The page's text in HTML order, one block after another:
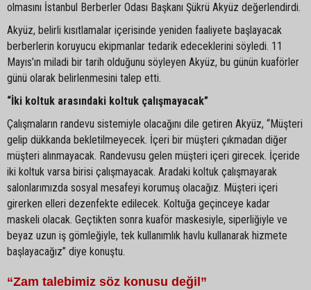
olmasını İstanbul Berberler Odası Başkanı Şükrü Akyüz değerlendirdi.
Akyüz, belirli kısıtlamalar içerisinde yeniden faaliyete başlayacak
berberlerin koruyucu ekipmanlar tedarik edeceklerini söyledi. 11
Mayıs’ın miladi bir tarih olduğunu söyleyen Akyüz, bu günün kuaförler
günü olarak belirlenmesini talep etti.
“İki koltuk arasındaki koltuk çalışmayacak”
Çalışmaların randevu sistemiyle olacağını dile getiren Akyüz, “Müşteri
gelip dükkanda bekletilmeyecek. İçeri bir müşteri çıkmadan diğer
müşteri alınmayacak. Randevusu gelen müşteri içeri girecek. İçeride
iki koltuk varsa birisi çalışmayacak. Aradaki koltuk çalışmayarak
salonlarımızda sosyal mesafeyi korumuş olacağız. Müşteri içeri
girerken elleri dezenfekte edilecek. Koltuğa geçinceye kadar
maskeli olacak. Geçtikten sonra kuaför maskesiyle, siperliğiyle ve
beyaz uzun iş gömleğiyle, tek kullanımlık havlu kullanarak hizmete
başlayacağız” diye konuştu.
“Zam talebimiz söz konusu değil”